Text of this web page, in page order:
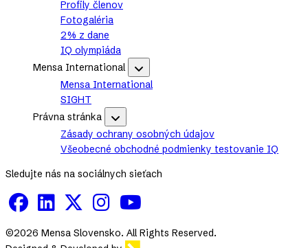
navigation
Profily členov
Fotogaléria
2% z dane
IQ olympiáda
Mensa International
Mensa
International
Mensa International
SIGHT
Právna stránka
Právna
stránka
sub-
Zásady ochrany osobných údajov
Všeobecné obchodné podmienky testovanie IQ
Sledujte nás na sociálnych sieťach
©2026 Mensa Slovensko. All Rights Reserved.